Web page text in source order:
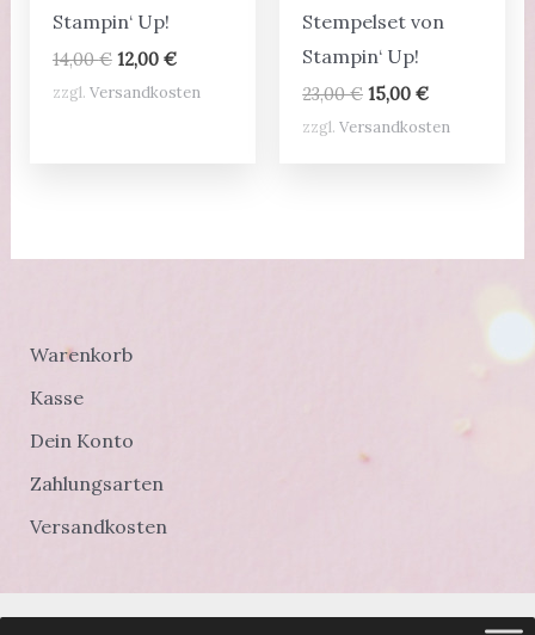
Stampin‘ Up!
14,00€ Ursprünglicher
war:
12,00 €Aktueller
ist:
zzgl. Versandkosten
Stempelset von
Stampin‘ Up!
23,00€ Ursprünglicher
war:
15,00€Aktueller
ist:
zzgl.Versandkosten
Warenkorb
Kasse
Dein Konto
Zahlungsarten
Versandkosten